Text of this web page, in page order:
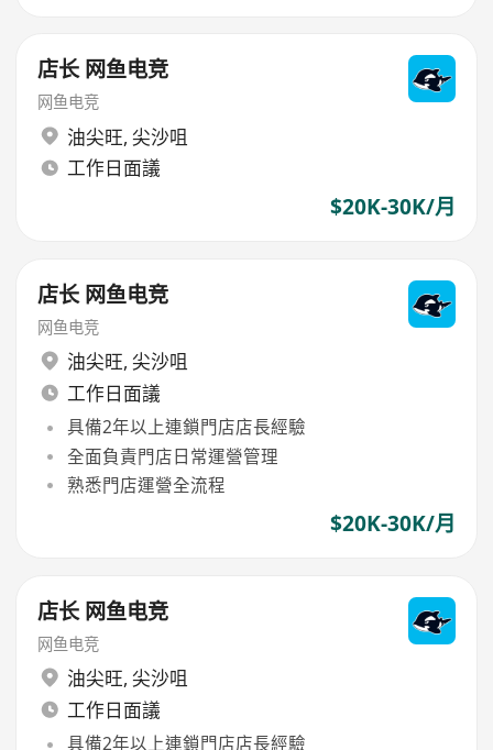
店长 网鱼电竞
网鱼电竞
油尖旺, 尖沙咀
工作日面議
$20K-30K/月
店长 网鱼电竞
网鱼电竞
油尖旺, 尖沙咀
工作日面議
具備2年以上連鎖門店店長經驗
全面負責門店日常運營管理
熟悉門店運營全流程
$20K-30K/月
店长 网鱼电竞
网鱼电竞
油尖旺, 尖沙咀
工作日面議
具備2年以上連鎖門店店長經驗